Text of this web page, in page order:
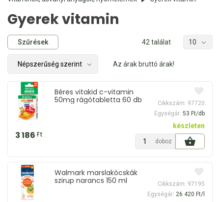
Gyerek vitamin
Szűrések 42 találat
Az árak bruttó árak!
Béres vitakid c-vitamin
50mg rágótabletta 60 db
Cikkszám: 97720
Egységár: 53 Ft/db
3 186 Ft
készleten
doboz
Walmark marslakócskák
szirup narancs 150 ml
Cikkszám: 97195
Egységár: 26 420 Ft/l